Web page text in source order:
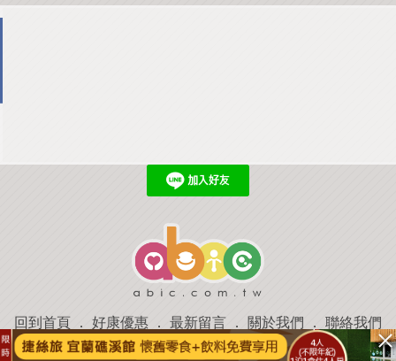
回到首頁 ． 好康優惠 ． 最新留言 ． 關於我們 ． 聯絡我們
部落格微件．商家合作．討論區 ．推薦景點． APP下載